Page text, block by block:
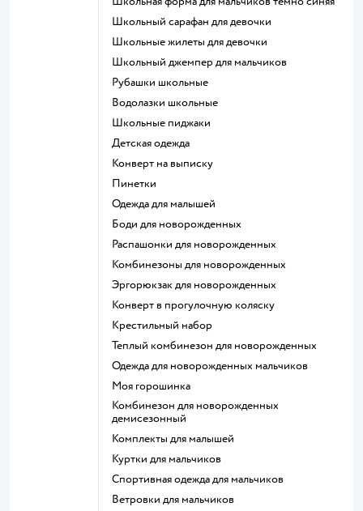
Школьный сарафан для девочки
Школьные жилеты для девочки
Школьный джемпер для мальчиков
Рубашки школьные
Водолазки школьные
Школьные пиджаки
Детская одежда
Конверт на выписку
Пинетки
Одежда для малышей
Боди для новорожденных
Распашонки для новорожденных
Комбинезоны для новорожденных
Эргорюкзак для новорожденных
Конверт в прогулочную коляску
Крестильный набор
Теплый комбинезон для новорожденных
Одежда для новорожденных мальчиков
Моя горошинка
Комбинезон для новорожденных
демисезонный
Комплекты для малышей
Куртки для мальчиков
Спортивная одежда для мальчиков
Ветровки для мальчиков